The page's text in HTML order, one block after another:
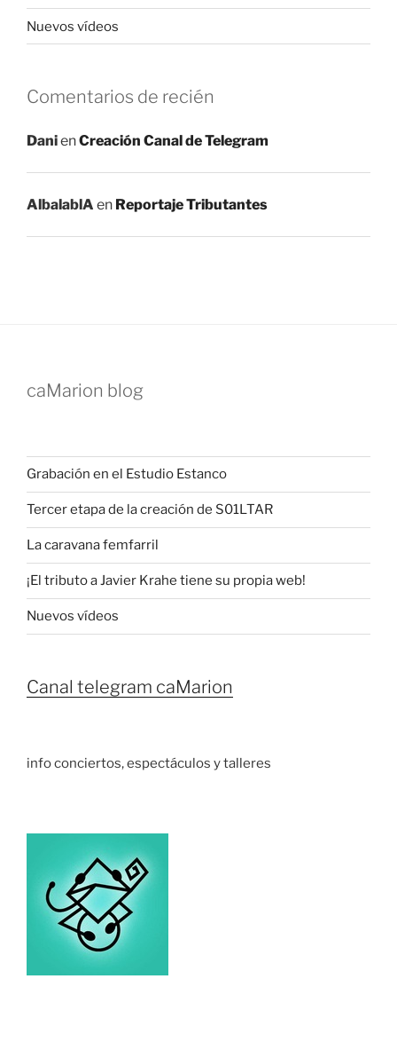
Nuevos vídeos
Comentarios de recién
DanienCreación Canal de Telegram
AlbalablA en Reportaje Tributantes
caMarion blog
Grabación en el Estudio Estanco
Tercer etapa de la creación de S01LTAR
La caravana femfarril
¡El tributo a Javier Krahe tiene su propia web!
Nuevos vídeos
Canal telegram caMarion
info conciertos, espectáculos y talleres